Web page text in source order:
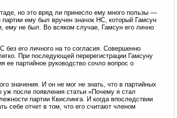
но это вряд ли принесло ему много пользы —
ему был вручен значок НС, который Гамсун
ему не был. Во всяком случае, Гамсун его лично
его личного на то согласия. Совершенно
При последующей перерегистрации Гамсуну
ее партийное руководство сочло вопрос о
значения. И он не мог не знать, что в партийных
уж после появления статьи «Почему я стал
партии Квислинга. И когда впоследствии
себе отчет в том, что его считают членом